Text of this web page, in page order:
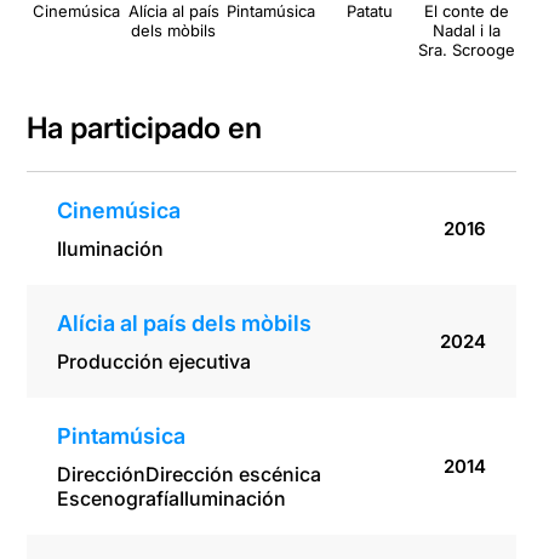
Cinemúsica Alícia al país
dels mòbils
Pintamúsica Patatu
El conte de
Nadal i la
Sra. Scrooge
Ha participado en
Cinemúsica
Iluminación
2016
Alícia al país dels mòbils
Producción ejecutiva
2024
Pintamúsica
DirecciónDirección escénica
EscenografíaIluminación
2014